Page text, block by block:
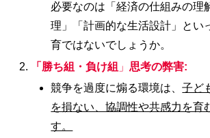
必要なのは「経済の仕組みの理
理」「計画的な生活設計」とい
育ではないでしょうか。
「勝ち組・負け組 」思考の弊害:
競争を過度に煽る環境は、子ど
を損ない、協調性や共感力を育
す。